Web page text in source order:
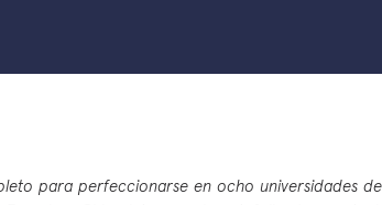
para perfeccionarse en ocho universidades